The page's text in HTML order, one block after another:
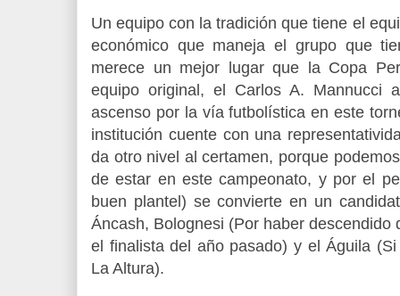
Un equipo con la tradición que tiene el
económico que maneja el grupo que
merece un mejor lugar que la Copa
equipo original, el Carlos A. Mannucci
ascenso por la vía futbolística en este
institución cuente con una
da otro nivel al certamen, porque
de estar en este campeonato, y por el
buen plantel) se convierte en un
Áncash, Bolognesi (Por haber descendido
el finalista del año pasado) y el Águila
La Altura).